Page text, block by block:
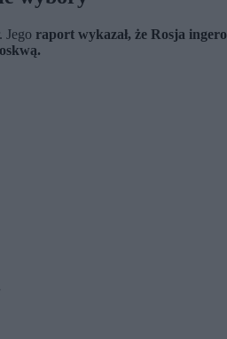
Jego raport wykazał, że Rosja